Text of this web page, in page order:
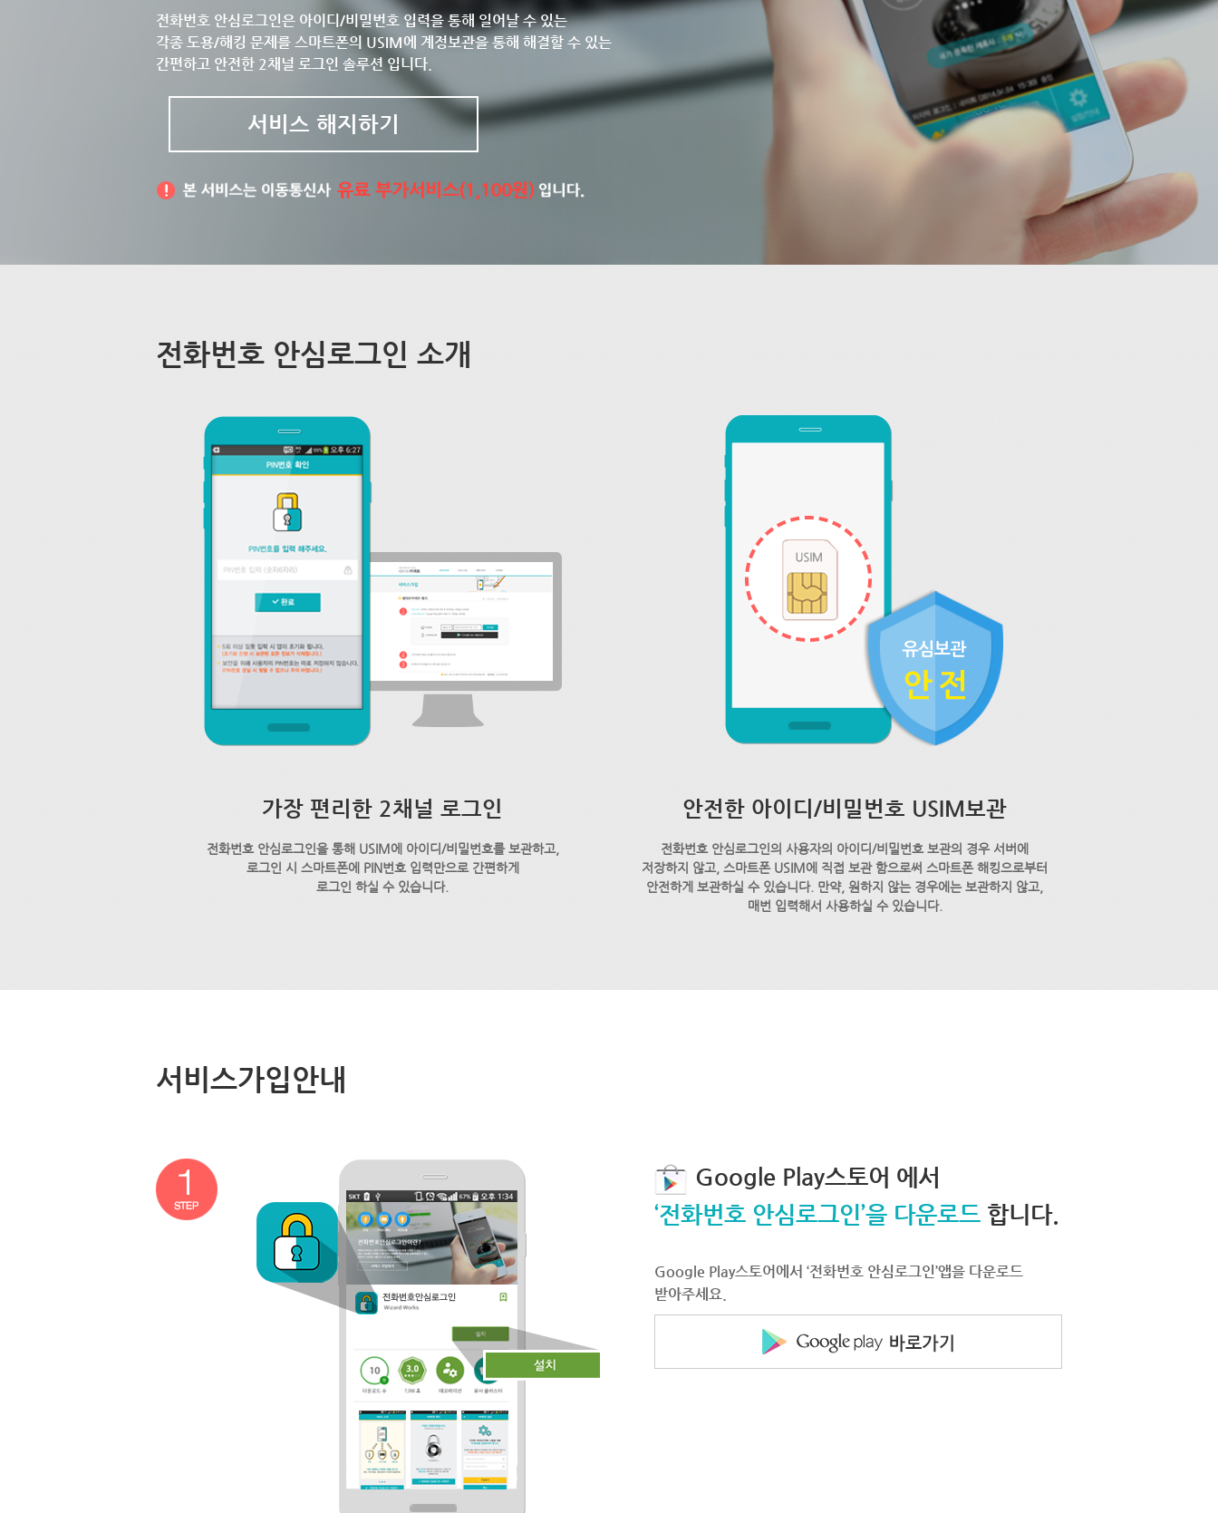
전화번호 안심로그인은 아이디/비밀번호 입력을 통해 일어날 수 있는
각종 도용/해킹 문제를 스마트폰의 USIM에 계정보관을 통해 해결할 수 있는
간편하고 안전한 2채널 로그인 솔루션 입니다.
서비스 해지하기
전화번호 안심로그인 소개
가장 편리한 2채널 로그인
전화번호 안심로그인을 통해 USIM에 아이디/비밀번호를 보관하고,
로그인 시 스마트폰에 PIN번호 입력만으로 간편하게
로그인 하실 수 있습니다.
안전한 아이디/비밀번호 USIM보관
전화번호 안심로그인의 사용자의 아이디/비밀번호 보관의 경우 서버에
저장하지 않고, 스마트폰 USIM에 직접 보관 함으로써 스마트폰 해킹으로부터
안전하게 보관하실 수 있습니다. 만약, 원하지 않는 경우에는 보관하지 않고,
매번 입력해서 사용하실 수 있습니다.
서비스가입안내
Google Play스토어 에서
‘전화번호 안심로그인’을 다운로드 합니다.
Google Play스토어에서 ‘전화번호 안심로그인’앱을 다운로드
받아주세요.